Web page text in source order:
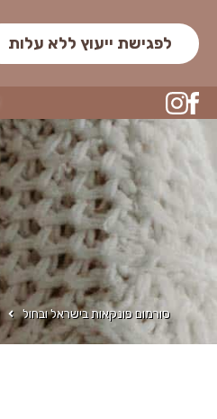
לפגישת ייעוץ ללא עלות
סורמום פונקאות בישראל ובחול